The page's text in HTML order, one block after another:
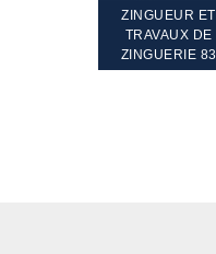
ZINGUEUR ET
TRAVAUX DE
ZINGUERIE 83